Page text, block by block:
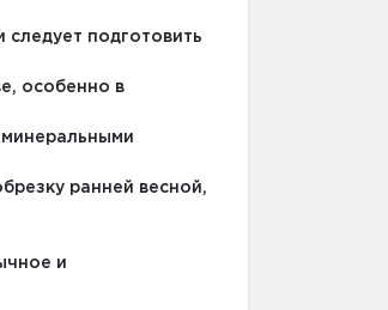
подготовить
особенно в
ранней весной,
и